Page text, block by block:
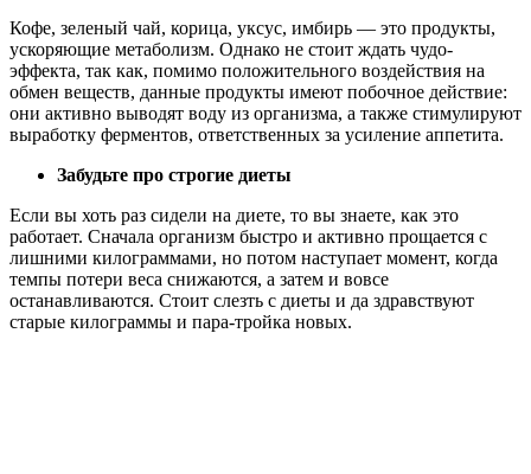
Кофе, зеленый чай, корица, уксус, имбирь — это продукты,
ускоряющие метаболизм. Однако не стоит ждать чудо-
эффекта, так как, помимо положительного воздействия на
обмен веществ, данные продукты имеют побочное действие:
они активно выводят воду из организма, а также стимулируют
выработку ферментов, ответственных за усиление аппетита.
Забудьте про строгие диеты
Если вы хоть раз сидели на диете, то вы знаете, как это
работает. Сначала организм быстро и активно прощается с
лишними килограммами, но потом наступает момент, когда
темпы потери веса снижаются, а затем и вовсе
останавливаются. Стоит слезть с диеты и да здравствуют
старые килограммы и пара-тройка новых.